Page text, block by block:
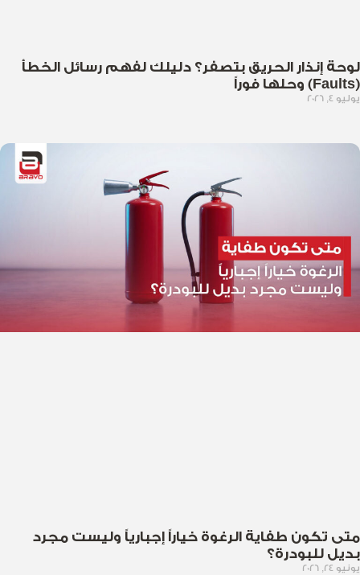
لوحة إنذار الحريق بتصفر؟ دليلك لفهم رسائل الخطأ
(Faults) وحلها فوراً
يوليو 4, 2026
متى تكون طفاية الرغوة خياراً إجبارياً وليست مجرد
بديل للبودرة؟
يونيو 24, 2026